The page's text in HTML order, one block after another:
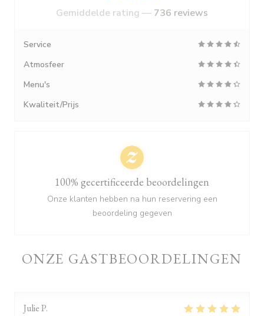
ONZE GASTBEOORDELINGEN
JulieP
Gemiddelde rating — 736 reviews
Service
Atmosfeer
Menu's
Kwaliteit/Prijs
100% gecertificeerde beoordelingen
Onze klanten hebben na hun reservering een
beoordeling gegeven